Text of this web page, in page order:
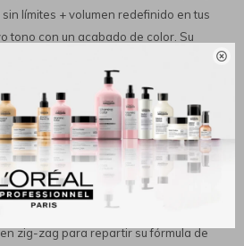

límites + volumen redefinido en tus
tono con un acabado de color. Su
alcanza cada una de tus pestañas
con extracto de bambú y pigmentos de
de aplicar. Consigue unas
un acabado con color azul.
CON ALTURA y acabado de color,
la raíz hasta las puntas con
zig-zag para repartir su fórmula de